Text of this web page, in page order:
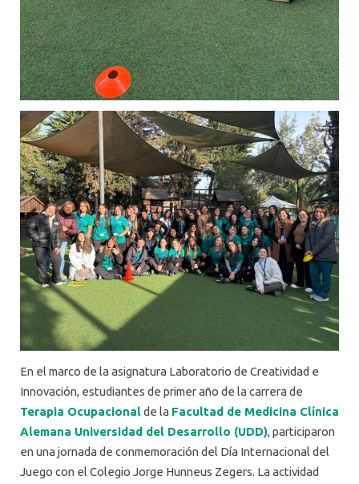
En el marco de la asignatura Laboratorio de Creatividad e
Innovación, estudiantes de primer año de la carrera de
Terapia Ocupacionalde la Facultad de Medicina Clínica
Alemana Universidad del Desarrollo (UDD), participaron
en una jornada de conmemoración del Día Internacional del
Juego con el Colegio Jorge Hunneus Zegers. La actividad